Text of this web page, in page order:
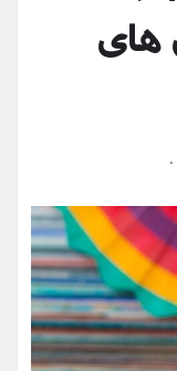
های
0